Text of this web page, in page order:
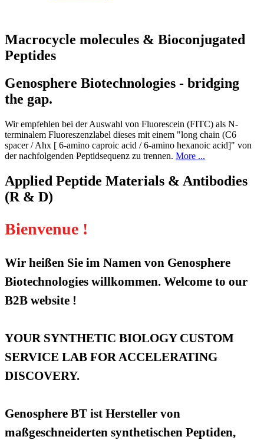
Macrocycle molecules & Bioconjugated
Peptides
Genosphere Biotechnologies - bridging
the gap.
Wir empfehlen bei der Auswahl von Fluorescein (FITC) als N-
terminalem Fluoreszenzlabel dieses mit einem "long chain (C6
spacer / Ahx [ 6-amino caproic acid / 6-amino hexanoic acid]" von
der nachfolgenden Peptidsequenz zu trennen. More ...
Applied Peptide Materials & Antibodies
(R & D)
Bienvenue !
Wir heißen Sie im Namen von Genosphere
Biotechnologies willkommen. Welcome to our
B2B website !
YOUR SYNTHETIC BIOLOGY CUSTOM
SERVICE LAB FOR ACCELERATING
DISCOVERY.
Genosphere BT ist Hersteller von
maßgeschneiderten synthetischen Peptiden,